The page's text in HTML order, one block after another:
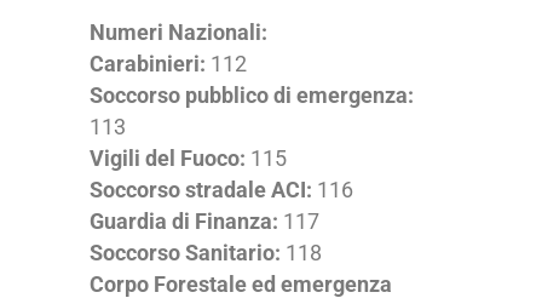
Numeri Nazionali:
Carabinieri: 112
Soccorso pubblico di emergenza:
113
Vigili del Fuoco: 115
Soccorso stradale ACI: 116
Guardia di Finanza: 117
Soccorso Sanitario: 118
Corpo Forestale ed emergenza